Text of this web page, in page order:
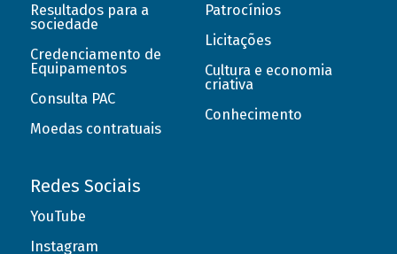
Resultados para a
sociedade
Credenciamento de
Equipamentos
Consulta PAC
Moedas contratuais
Patrocínios
Licitações
Cultura e economia
criativa
Conhecimento
Redes Sociais
YouTube
Instagram